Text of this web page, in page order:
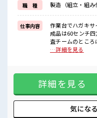
■職場の雰囲気
【20代～40代の男女スタッ
キレイに整備された職場！
空調完備でカイテキ♪
キバツ過ぎはNGですが髪
個人ロッカー・医務室・休
職 種 製造（組立・組み
仕事内容
作業台でハガキ
成品は60センチ
査チームのところ
す！重い物は基本ないので安
作業台のモニタ
通りに組付けてい
す！ 初めてだと
ンがあるので困
くれるので安心
も多数いらっし
…詳細を見る
詳細を見る
気にな